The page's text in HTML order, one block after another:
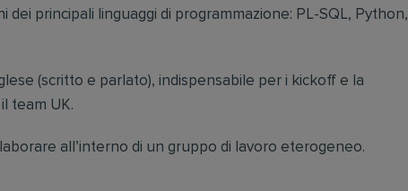
dei principali linguaggi di programmazione: PL-SQL, Python,
(scritto e parlato), indispensabile per i kickoff e la
team UK.
all’interno di un gruppo di lavoro eterogeneo.